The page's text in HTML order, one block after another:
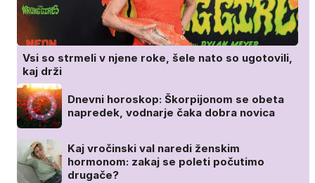
Vsi so strmeli v njene roke, šele nato so ugotovili,
kaj drži
Dnevni horoskop: Škorpijonom se obeta
napredek, vodnarje čaka dobra novica
Kaj vročinski val naredi ženskim
hormonom: zakaj se poleti počutimo
drugače?